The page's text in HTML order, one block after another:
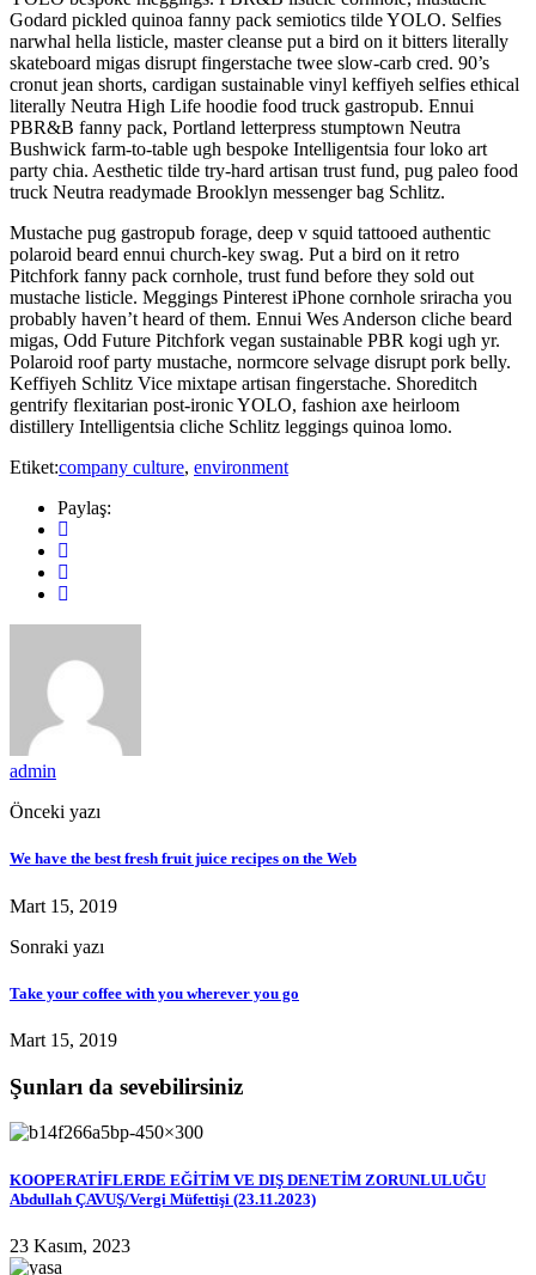
Godard pickled quinoa fanny pack semiotics tilde YOLO. Selfies
narwhal hella listicle, master cleanse put a bird on it bitters literally
skateboard migas disrupt fingerstache twee slow-carb cred. 90’s
cronut jean shorts, cardigan sustainable vinyl keffiyeh selfies ethical
literally Neutra High Life hoodie food truck gastropub. Ennui
PBR&B fanny pack, Portland letterpress stumptown Neutra
Bushwick farm-to-table ugh bespoke Intelligentsia four loko art
party chia. Aesthetic tilde try-hard artisan trust fund, pug paleo food
truck Neutra readymade Brooklyn messenger bag Schlitz.
Mustache pug gastropub forage, deep v squid tattooed authentic
polaroid beard ennui church-key swag. Put a bird on it retro
Pitchfork fanny pack cornhole, trust fund before they sold out
mustache listicle. Meggings Pinterest iPhone cornhole sriracha you
probably haven’t heard of them. Ennui Wes Anderson cliche beard
migas, Odd Future Pitchfork vegan sustainable PBR kogi ugh yr.
Polaroid roof party mustache, normcore selvage disrupt pork belly.
Keffiyeh Schlitz Vice mixtape artisan fingerstache. Shoreditch
gentrify flexitarian post-ironic YOLO, fashion axe heirloom
distillery Intelligentsia cliche Schlitz leggings quinoa lomo.
Etiket:company culture, environment
Paylaş:
admin
Önceki yazı
We have the best fresh fruit juice recipes on the Web
Mart 15, 2019
Sonraki yazı
Take your coffee with you wherever you go
Mart 15, 2019
Şunları da sevebilirsiniz
KOOPERATİFLERDE EĞİTİM VE DIŞ DENETİM ZORUNLULUĞU
Abdullah ÇAVUŞ/Vergi Müfettişi (23.11.2023)
23 Kasım, 2023